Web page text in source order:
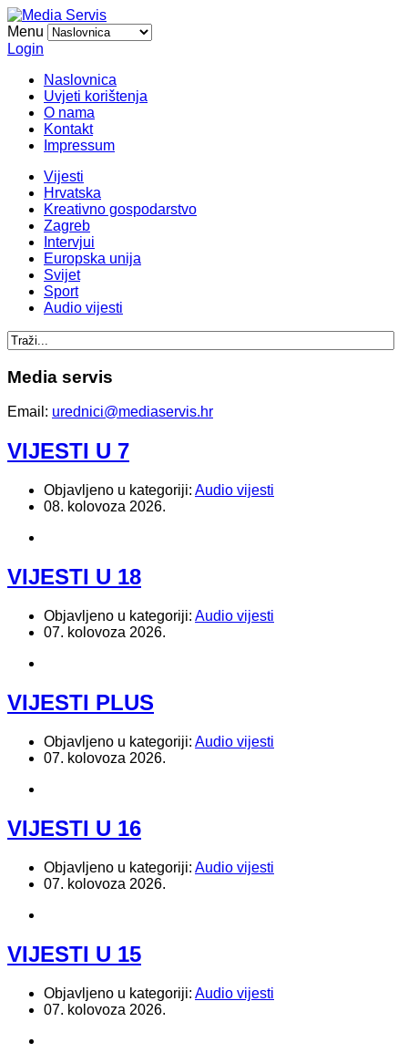
Menu
Login
Naslovnica
Uvjeti korištenja
O nama
Kontakt
Impressum
Vijesti
Hrvatska
Kreativno gospodarstvo
Zagreb
Intervjui
Europska unija
Svijet
Sport
Audio vijesti
Media servis
Email: urednici@mediaservis.hr
VIJESTI U 7
Objavljeno u kategoriji: Audio vijesti
08. kolovoza 2026.
VIJESTI U 18
Objavljeno u kategoriji: Audio vijesti
07. kolovoza 2026.
VIJESTI PLUS
Objavljeno u kategoriji: Audio vijesti
07. kolovoza 2026.
VIJESTI U 16
Objavljeno u kategoriji: Audio vijesti
07. kolovoza 2026.
VIJESTI U 15
Objavljeno u kategoriji: Audio vijesti
07. kolovoza 2026.